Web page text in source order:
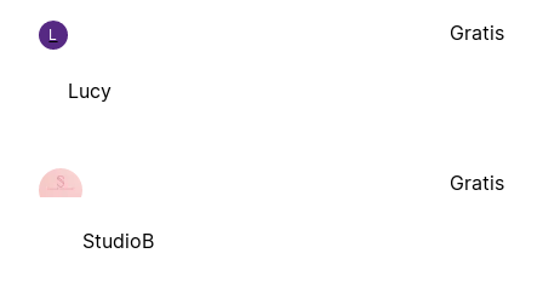
L
Lucy
Gratis
StudioB
Gratis